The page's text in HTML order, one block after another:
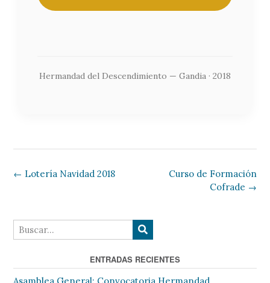
Hermandad del Descendimiento — Gandia · 2018
Curso de Formación
Cofrade →
← Lotería Navidad 2018
ENTRADAS RECIENTES